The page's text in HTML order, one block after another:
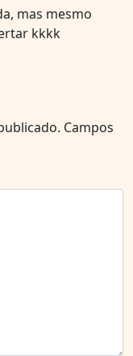
mas mesmo
kkkk
Campos